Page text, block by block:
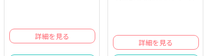
詳細を見る
詳細を見る